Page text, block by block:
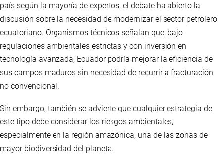
país según la mayoría de expertos, el debate ha abierto la
discusión sobre la necesidad de modernizar el sector petrolero
ecuatoriano. Organismos técnicos señalan que, bajo
regulaciones ambientales estrictas y con inversión en
tecnología avanzada, Ecuador podría mejorar la eficiencia de
sus campos maduros sin necesidad de recurrir a fracturación
no convencional.
Sin embargo, también se advierte que cualquier estrategia de
este tipo debe considerar los riesgos ambientales,
especialmente en la región amazónica, una de las zonas de
mayor biodiversidad del planeta.